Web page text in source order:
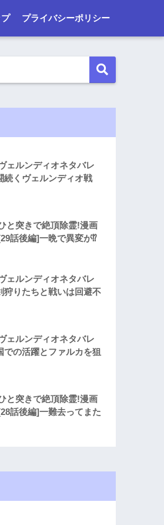
プライバシーポリシー
ェルンディオネタバレ
続くヴェルンディオ戦
と突きで絶頂除霊!漫画
話後編]一晩で異変が⁉︎
ェルンディオネタバレ
狩りたちと戦いは回避不
ェルンディオネタバレ
での活躍とファルカを狙
と突きで絶頂除霊!漫画
話後編]一難去ってまた